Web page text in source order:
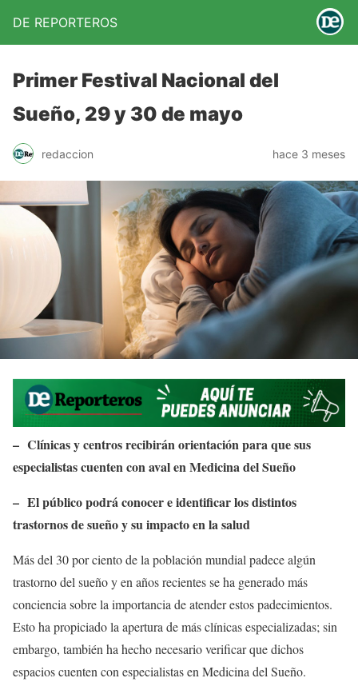
DE REPORTEROS
Primer Festival Nacional del
Sueño, 29 y 30 de mayo
redaccion hace 3 meses
– Clínicas y centros recibirán orientación para que sus
especialistas cuenten con aval en Medicina del Sueño
– El público podrá conocer e identificar los distintos
trastornos de sueño y su impacto en la salud
Más del 30 por ciento de la población mundial padece algún
trastorno del sueño y en años recientes se ha generado más
conciencia sobre la importancia de atender estos padecimientos.
Esto ha propiciado la apertura de más clínicas especializadas; sin
embargo, también ha hecho necesario verificar que dichos
espacios cuenten con especialistas en Medicina del Sueño.